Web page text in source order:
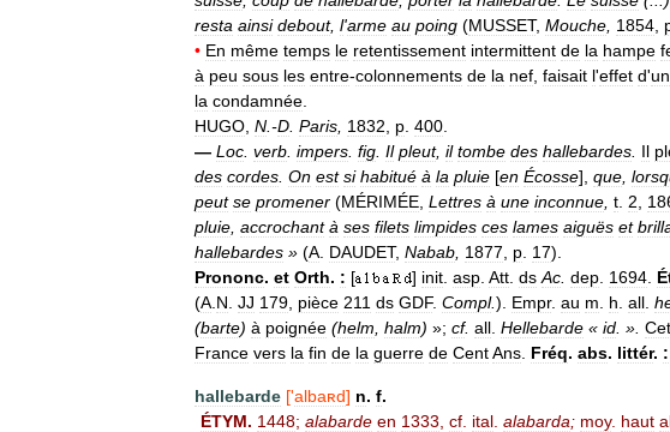
resta ainsi debout, l'arme au poing (MUSSET, Mouche 1854
• En même temps le retentissement intermittent de la hampe
à peu sous les entre-colonnements de la nef faisait l'effet d'un
la condamnée
HUGO N .-D Paris 1832 p 400
— Loc verb impers fig Il pleut, il tombe des hallebardes Il
des cordes On est si habitué à la pluie [en Écosse], que
peut se promener (MÉRIMÉE Lettres à une inconnue t 2
pluie accrochant à ses filets limpides ces lames aiguës et
hallebardes » (A DAUDET, Nabab 1877 p 17).
Prononc. et Orth. : [ ] init asp Att ds Ac dep 1694
(A N JJ 179 pièce 211 ds GDF. Compl.). Empr. au m h all
(barte) à poignée (helm halm) »; cf. all Hellebarde « id . ».
France vers la fin de la guerre de CentAns Fréq. abs. littér. :
hallebarde ['albaʀd] n. f.
ÉTYM. 1448; alabarde en 1333 cf ital alabarda; moy. haut